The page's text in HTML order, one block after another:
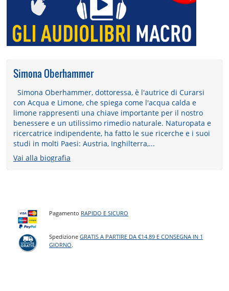
Simona Oberhammer
Simona Oberhammer, dottoressa, è l'autrice di Curarsi
con Acqua e Limone, che spiega come l'acqua calda e
limone rappresenti una chiave importante per il nostro
benessere e un utilissimo rimedio naturale. Naturopata e
ricercatrice indipendente, ha fatto le sue ricerche e i suoi
studi in molti Paesi: Austria, Inghilterra,...
Vai alla biografia
Pagamento RAPIDO E SICURO
SpedizioneGRATIS A PARTIRE DA €14,89 E CONSEGNA IN 1
GIORNO.